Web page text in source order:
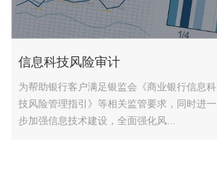
信息科技风险审计
为帮助银行客户满足银监会《商业银行信息科
技风险管理指引》等相关监管要求，同时进一
步加强信息技术建设，全面强化风...